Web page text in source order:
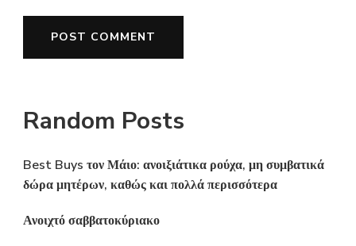
Random Posts
Best Buys τον Μάιο: ανοιξιάτικα ρούχα, μη συμβατικά
δώρα μητέρων, καθώς και πολλά περισσότερα
Ανοιχτό σαββατοκύριακο